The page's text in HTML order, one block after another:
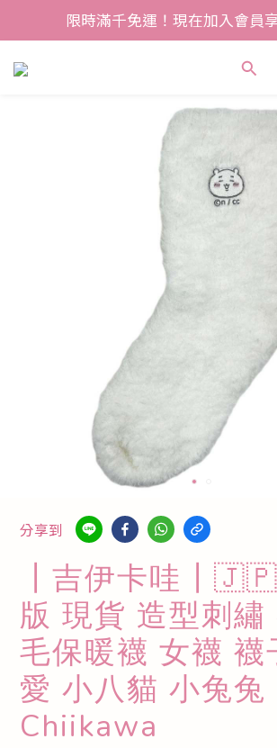
限時滿千免運！現在加入會員
分享到
┃吉伊卡哇┃🇯🇵
版 現貨 造型刺繡
毛保暖襪 女襪 襪
愛 小八貓 小兔兔
Chiikawa